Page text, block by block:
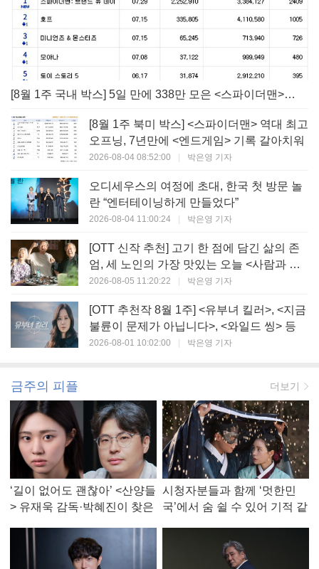
[8월 1주 국내 박스] 5일 만에 338만 모은 <스파이더맨> 극장가 235% 대반등, <호프>는 400만 돌파
[8월 1주 북미 박스] <스파이더맨> 역대 최고
오프닝, 7년만에 <엔드게임> 기록 갈아치워
2026-08-04 08:52:00 | 박은영 기자
오디세우스의 여정에 초대, 한국 첫 방문 놀
란 “엔터테이닝하게 만들었다”
2026-08-04 11:00:24 | 박은영 기자
[OTT 신작 추천] 고기 한 점에 담긴 삶의 존
엄, 세 노인의 가장 맛있는 오늘 <사람과 고
기>
2026-08-05 11:20:22 | 박은영 기자
[OTT 추천작 8월 1주] <유부녀 킬러>, <지금
불륜이 문제가 아닙니다>, <와일드 씽> 등
2026-08-01 10:02:00 | 박은영 기자
금주의 피플 더보기
‘길이 없어도 괜찮아’ <산양들
> 유재욱 감독·박혜진이 찾은
시청자분들과 함께 ‘멋한민
국’에서 숨 쉴 수 있어 기적 같